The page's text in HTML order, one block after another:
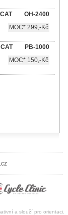
OH-2400
MOC* 299,-Kč
PB-1000
MOC* 150,-Kč
a slouží pro orientaci.